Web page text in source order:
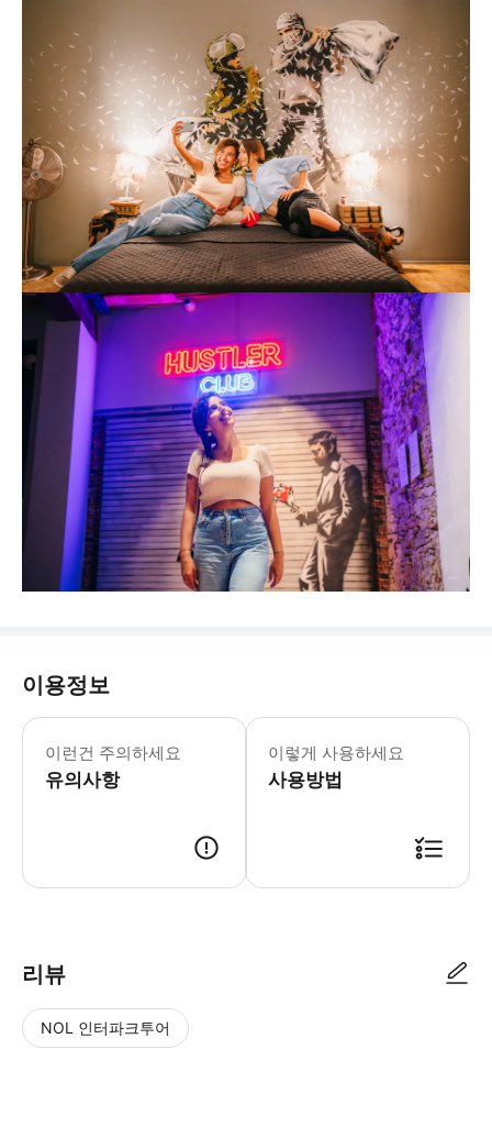
이용정보
이런건 주의하세요
유의사항
뱅크시 미술관 월요일-일요일: 10:00-
* '풍선 든 소녀', '군인을 검문하는 소
이렇게 사용하세요
사용방법
리뷰
NOL 인터파크투어